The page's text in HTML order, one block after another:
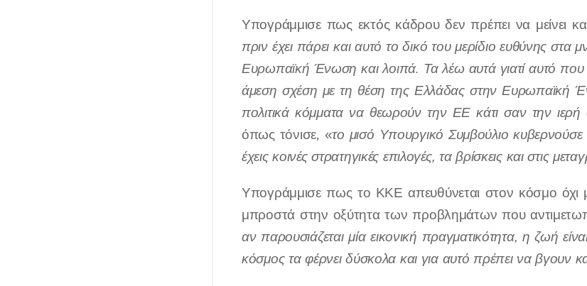
Υπογράμμισε πως εκτός κάδρου δεν πρέπει να μείνει
πριν έχει πάρει και αυτό το δικό του μερίδιο ευθύνης στα
Ευρωπαϊκή Ένωση και λοιπά. Τα λέω αυτά γιατί αυτό που
άμεση σχέση με τη θέση της Ελλάδας στην Ευρωπαϊκή
πολιτικά κόμματα να θεωρούν την ΕΕ κάτι σαν την
όπως τόνισε, «το μισό Υπουργικό Συμβούλιο
έχεις κοινές στρατηγικές επιλογές, τα βρίσκεις και στις
Υπογράμμισε πως το ΚΚΕ απευθύνεται στον κόσμο όχι
μπροστά στην οξύτητα των προβλημάτων που
αν παρουσιάζεται μία εικονική πραγματικότητα, η ζωή
κόσμος τα φέρνει δύσκολα και για αυτό πρέπει να βγουν